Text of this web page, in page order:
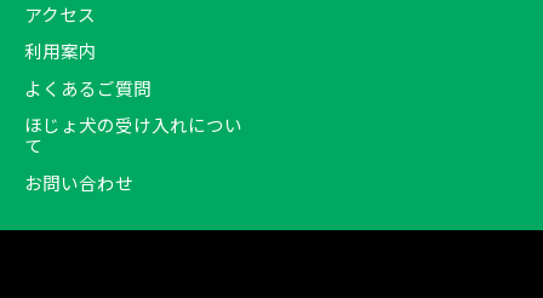
アクセス
利用案内
よくあるご質問
ほじょ犬の受け入れについ
て
お問い合わせ